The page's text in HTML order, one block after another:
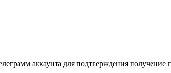
аккаунта для подтверждения получение